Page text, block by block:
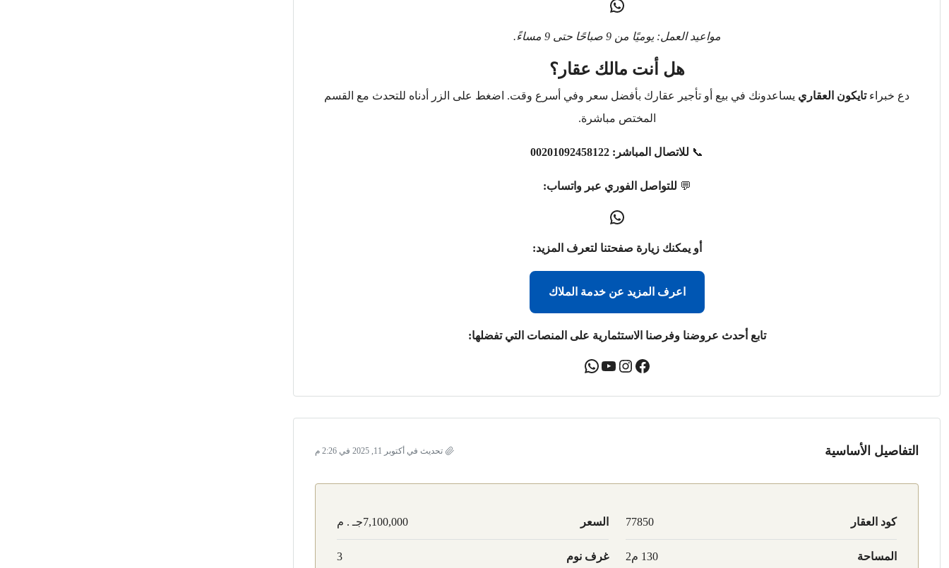
مواعيد العمل: يوميًا من 9 صباحًا حتى 9 مساءً.
هل أنت مالك عقار؟
دع خبراءتايكون العقاري يساعدونك في بيع أو تأجير عقارك بأفضل سعر وفي أسرع وقت. اضغط على الزر أدناه للتحدث مع القسم
المختص مباشرة.
📞 للاتصال المباشر: 00201092458122
💬 للتواصل الفوري عبر واتساب:
أو يمكنك زيارة صفحتنا لتعرف المزيد:
اعرف المزيد عن خدمة الملاك
تابع أحدث عروضنا وفرصنا الاستثمارية على المنصات التي تفضلها:
التفاصيل الأساسية تحديث في أكتوبر 11, 2025 في 2:26 م
كود العقار 77850 السعر 7,100,000جـ . م
المساحة 130 م2 غرف نوم 3